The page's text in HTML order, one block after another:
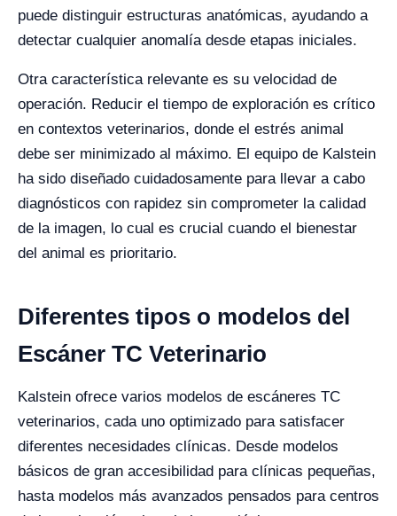
puede distinguir estructuras anatómicas, ayudando a
detectar cualquier anomalía desde etapas iniciales.
Otra característica relevante es su velocidad de
operación. Reducir el tiempo de exploración es crítico
en contextos veterinarios, donde el estrés animal
debe ser minimizado al máximo. El equipo de Kalstein
ha sido diseñado cuidadosamente para llevar a cabo
diagnósticos con rapidez sin comprometer la calidad
de la imagen, lo cual es crucial cuando el bienestar
del animal es prioritario.
Diferentes tipos o modelos del
Escáner TC Veterinario
Kalstein ofrece varios modelos de escáneres TC
veterinarios, cada uno optimizado para satisfacer
diferentes necesidades clínicas. Desde modelos
básicos de gran accesibilidad para clínicas pequeñas,
hasta modelos más avanzados pensados para centros